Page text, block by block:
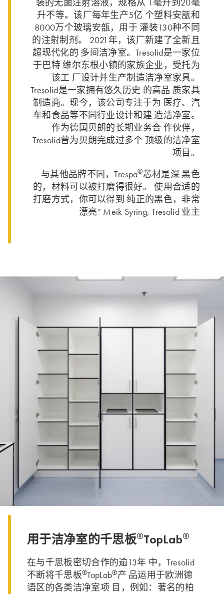
装的无菌注射溶液，规格从 1毫升到20毫
升不等。该厂每年生产5亿 个塑料安瓿和
8000万个玻璃安瓿，用于 灌装130种不同
的注射制剂。 2021年，该厂新建了全新且
超现代化的 多间洁净室。Tresolid是一家位
于巴特 维尔东根小镇的家族企业，受托为
该工 厂设计并生产制造洁净室家具。
Tresolid是一家拥有悠久历史 的高品 质家具
制造商。现今，该公司专注于为 医疗、汽
车和食品等不同行业设计和建 造洁净室。
作为德国贝朗的长期业务合 作伙伴，
Tresolid曾为贝朗完成过多个 顶级的洁净室
项目。
与其他品牌不同，Trespa®芯材是深 黑色
的，材料可以被打磨得很好。 使用合适的
打磨方式，你可以得到 纯正的黑色，非常
漂亮” Meik Syring, Tresolid 业主
用于洁净室的千思板®TopLab®
在与千思板密切合作的逾13年 中，Tresolid
不断将千思板®TopLab®产 品运用于欧洲德
语区的各类洁净室项 目，例如：著名的柏